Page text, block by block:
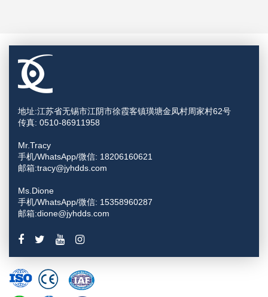
地址:江苏省无锡市江阴市徐霞客镇璜塘金凤村周家村62号
传真: 0510-86911958
Mr.Tracy
手机/WhatsApp/微信: 18206160621
邮箱:tracy@jyhdds.com
Ms.Dione
手机/WhatsApp/微信: 15358960287
邮箱:dione@jyhdds.com